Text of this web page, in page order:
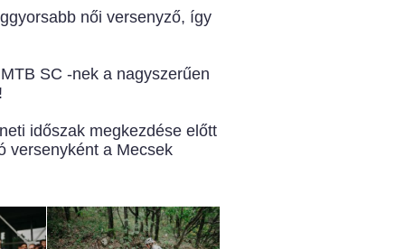
női versenyző, így
SC -nek a nagyszerűen
időszak megkezdése előtt
versenyként a Mecsek